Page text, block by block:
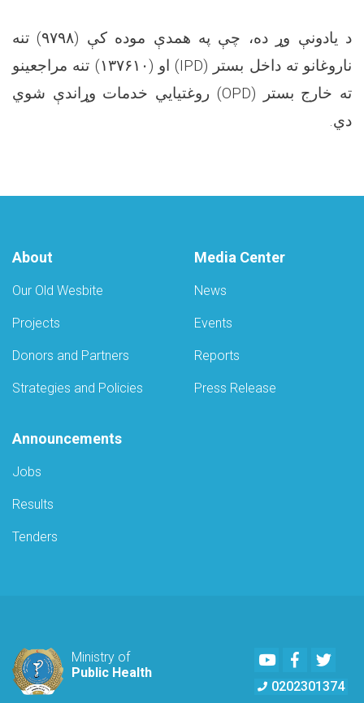
د یادونې وړ ده، چې په همدې موده کې (۹۷۹۸)
تنه
ناروغانو ته داخل بستر (IPD) او (۱۳۷۶۱۰) تنه مراجعینو
ته خارج بستر
(OPD) روغتیايي خدمات وړاندې شوي
دي.
About
Our Old Wesbite
Projects
Donors and Partners
Strategies and Policies
Media Center
News
Events
Reports
Press Release
Announcements
Jobs
Results
Tenders
Ministry of
Public Health
YoutubeFacebook
0202301374